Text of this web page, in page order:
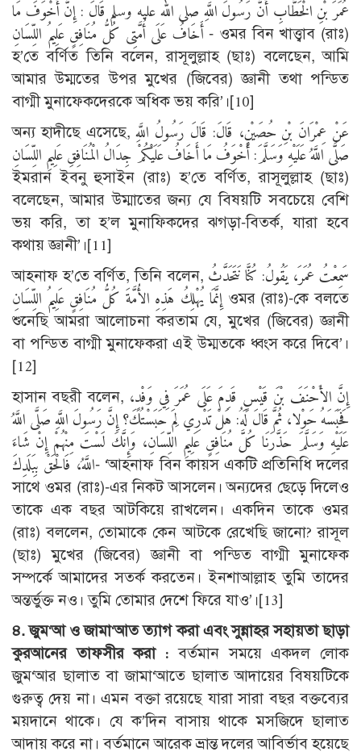
عُمَرَ بْنِ الْخَطَّابِ أَنَّ رَسُولَ اللَّهِ صلى الله عليه وسلم قَالَ : إِنَّ أَخْوَفَ مَا
أَخَافُ عَلَى أُمَّتِى كُلُّ مُنَافِقٍ عَلِيمُ اللِّسَانِ - ওমর বিন খাত্ত্বাব (রাঃ)
হ’তে বর্ণিত তিনি বলেন, রাসূলুল্লাহ (ছাঃ) বলেছেন, আমি
আমার উম্মতের উপর মুখের (জিবের) জ্ঞানী তথা পন্ডিত
বাগ্মী মুনাফেকদেরকে অধিক ভয় করি’।[10]
অন্য হাদীছে এসেছে, عَنْ عِمْرَانَ بْنِ حُصَيْنٍ، قَالَ: قَالَ رَسُولُ اللَّهِ
صَلَّى اللَّهُ عَلَيْهِ وَسَلَّمَ: أَخْوَفُ مَا أَخَافُ عَلَيْكُمْ جِدَالُ الْمُنَافِقِ عَلِيمِ اللِّسَانِ
ইমরান ইবনু হুসাইন (রাঃ) হ’তে বর্ণিত, রাসূলুল্লাহ (ছাঃ)
বলেছেন, আমার উম্মাতের জন্য যে বিষয়টি সবচেয়ে বেশি
ভয় করি, তা হ’ল মুনাফিকদের ঝগড়া-বিতর্ক, যারা হবে
কথায় জ্ঞানী’।[11]
আহনাফ হ’তে বর্ণিত, তিনি বলেন, سَمِعْتُ عُمَرَ، يَقُولُ: كُنَّا نَتَحَدَّثُ
إِنَّمَا يُهْلِكُ هَذِهِ الأُمَّةَ كُلُّ مُنَافِقٍ عَلِيمُ اللِّسَانِ ওমর (রাঃ)-কে বলতে
শুনেছি আমরা আলোচনা করতাম যে, মুখের (জিবের) জ্ঞানী
বা পন্ডিত বাগ্মী মুনাফেকরা এই উম্মতকে ধ্বংস করে দিবে’।
[12]
হাসান বছরী বলেন, إِنَّ الأَحْنَفَ بْنَ قَيْسٍ قَدِمَ عَلَى عُمَرَ فِي وَفْدٍ،
فَحَبَسَهُ حَوْلا، ثُمَّ قَالَ لَهُ: هَلْ تَدْرِي لِمَ حَبَسْتُكَ؟ إِنَّ رَسُولَ اللَّهِ صَلَّى اللَّهُ
عَلَيْهِ وَسَلَّمَ حَذَّرَنَا كُلَّ مُنَافِقٍ عَلِيمِ اللِّسَانِ، وَإِنَّكَ لَسْتَ مِنْهُمْ إِنْ شَاءَ
اللَّهُ، فَالْحَقْ بِبَلَدِكَ- ‘আহনাফ বিন কায়স একটি প্রতিনিধি দলের
সাথে ওমর (রাঃ)-এর নিকট আসলেন। অন্যদের ছেড়ে দিলেও
তাকে এক বছর আটকিয়ে রাখলেন। একদিন তাকে ওমর
(রাঃ) বললেন, তোমাকে কেন আটকে রেখেছি জানো? রাসূল
(ছাঃ) মুখের (জিবের) জ্ঞানী বা পন্ডিত বাগ্মী মুনাফেক
সম্পর্কে আমাদের সতর্ক করতেন। ইনশাআল্লাহ তুমি তাদের
অন্তর্ভুক্ত নও। তুমি তোমার দেশে ফিরে যাও’।[13]
৪. জুম‘আ ও জামা‘আত ত্যাগ করা এবং সুন্নাহর সহায়তা ছাড়া
কুরআনের তাফসীর করা :বর্তমান সময়ে একদল লোক
জুম‘আর ছালাত বা জামা‘আতে ছালাত আদায়ের বিষয়টিকে
গুরুত্ব দেয় না। এমন বক্তা রয়েছে যারা সারা বছর বক্তব্যের
ময়দানে থাকে। যে ক’দিন বাসায় থাকে মসজিদে ছালাত
আদায় করে না। বর্তমানে আরেক ভ্রান্ত দলের আবির্ভাব হয়েছে